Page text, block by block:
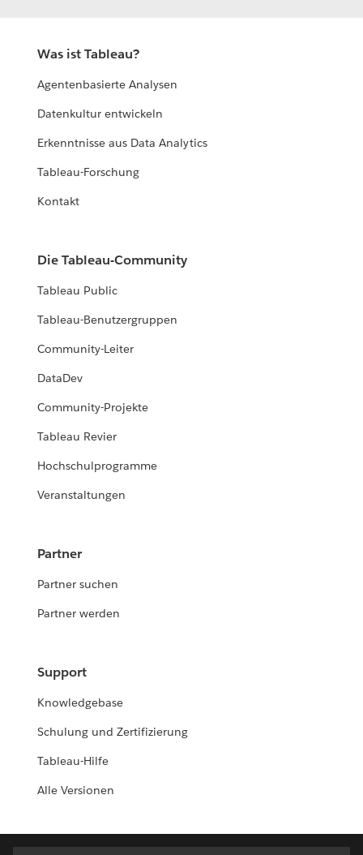
Was ist Tableau?
Agentenbasierte Analysen
Datenkultur entwickeln
Erkenntnisse aus Data Analytics
Tableau-Forschung
Kontakt
Die Tableau-Community
Tableau Public
Tableau-Benutzergruppen
Community-Leiter
DataDev
Community-Projekte
Tableau Revier
Hochschulprogramme
Veranstaltungen
Partner
Partner suchen
Partner werden
Support
Knowledgebase
Schulung und Zertifizierung
Tableau-Hilfe
Alle Versionen